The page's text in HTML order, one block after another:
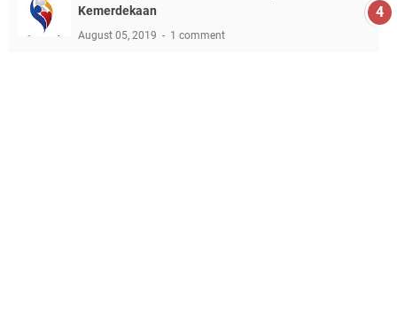
Kemerdekaan
August 05, 2019 1 comment